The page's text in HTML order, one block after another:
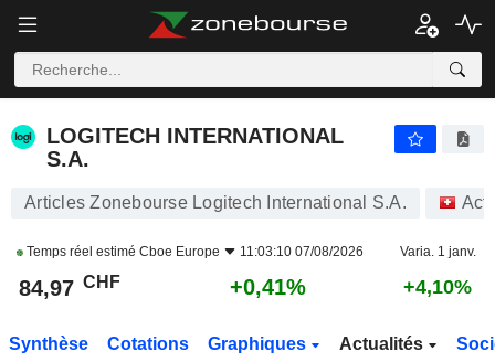
LOGITECH INTERNATIONAL
S.A.
Articles Zonebourse Logitech International S.A.
Temps réel estimé Cboe Europe 11:03:10 07/08/2026 Varia. 1 janv.
84,97 CHF +0,41% +4,10%
Synthèse Cotations Graphiques Actualités